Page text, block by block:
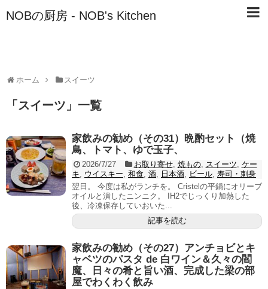
NOBの厨房 - NOB's Kitchen
ホーム スイーツ
「 スイーツ 」 一覧
家飲みの勧め（その31）晩酌セット（焼
鳥、トマト、ゆで玉子、
2026/7/27 お取り寄せ, 焼もの, スイーツ, ケー
キ, ウイスキー, 和食, 酒, 日本酒, ビール, 寿司・刺身
翌日。 今度は私がランチを。 Cristelの平鍋にオリーブ
オイルと潰したニンニク。 IH2でじっくり加熱した
後、冷凍保存していおいた...
記事を読む
家飲みの勧め（その27）アンチョビとキ
ャベツのパスタ de 白ワイン＆久々の閻
魔、日々の肴と旨い酒、完成した梁の部
屋でわくわく飲み